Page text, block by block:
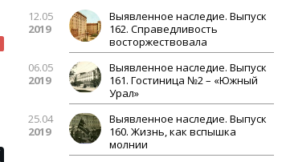
12.05
2019
Выявленное наследие. Выпуск
162. Справедливость
восторжествовала
06.05
2019
Выявленное наследие. Выпуск
161. Гостиница №2 – «Южный
Урал»
25.04
2019
Выявленное наследие. Выпуск
160. Жизнь, как вспышка
молнии